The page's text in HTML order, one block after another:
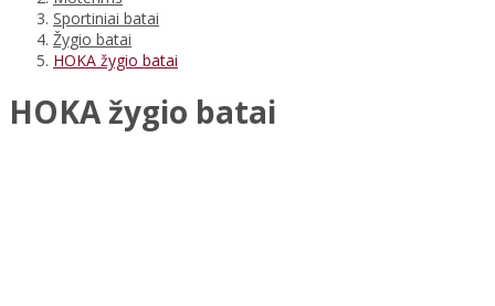
Sportiniai batai
Žygio batai
HOKA žygio batai
HOKA žygio batai